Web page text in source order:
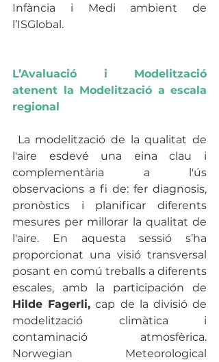
Infància i Medi ambient de
l’ISGlobal.
L’Avaluació i Modelització
atenent la Modelització a escala
regional
l'aire esdevé una eina clau i
complementària a l'ús
observacions a fi de: fer diagnosis,
pronòstics i planificar diferents
mesures per millorar la qualitat de
l'aire. En aquesta sessió s’ha
proporcionat una visió transversal
posant en comú treballs a diferents
Hilde Fagerli, cap de la divisió de
modelització climàtica i
contaminació atmosfèrica.
Norwegian Meteorological